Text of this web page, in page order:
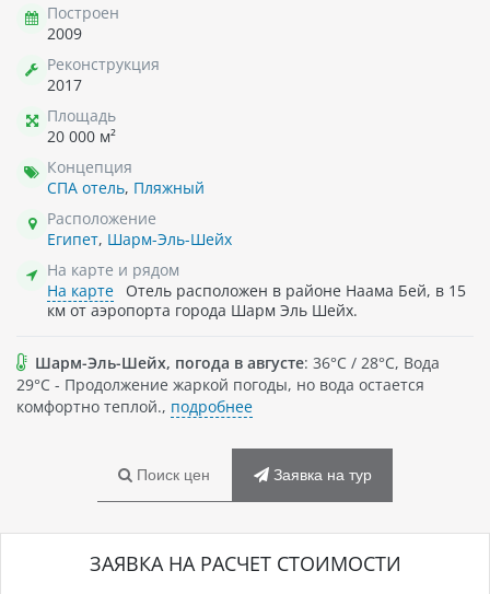
Построен
2009
Реконструкция
2017
Площадь
20 000 м²
Концепция
СПА отель, Пляжный
Расположение
Египет, Шарм-Эль-Шейх
На карте и рядом
На карте
Отель расположен в районе Наама Бей, в 15
км от аэропорта города Шарм Эль Шейх.
Шарм-Эль-Шейх, погода в августе: 36°C / 28°C, Вода
29°C - Продолжение жаркой погоды, но вода остается
комфортно теплой., подробнее
Поиск цен Заявка на тур
ЗАЯВКА НА РАСЧЕТ СТОИМОСТИ